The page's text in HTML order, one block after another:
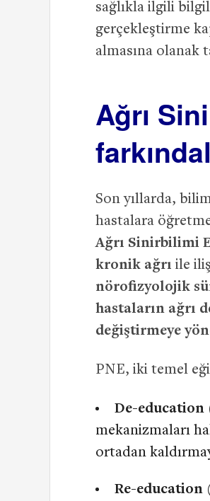
sağlıkla ilgili
gerçekleştirme
almasına olanak
Ağrı
Son yıllarda,
hastalara
Ağrı Sinirbilimi
kronik ağrı ile
nörofizyolojik
hastaların ağrı
değiştirmeye
PNE, iki temel
De-education
mekanizmaları
ortadan
Re-education